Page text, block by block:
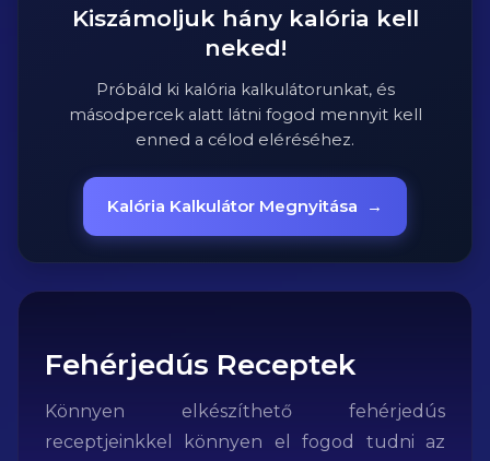
Kiszámoljuk hány kalória kell
neked!
Próbáld ki kalória kalkulátorunkat, és
másodpercek alatt látni fogod mennyit kell
enned a célod eléréséhez.
Kalória Kalkulátor Megnyitása →
Fehérjedús Receptek
Könnyen elkészíthető fehérjedús
receptjeinkkel könnyen el fogod tudni az